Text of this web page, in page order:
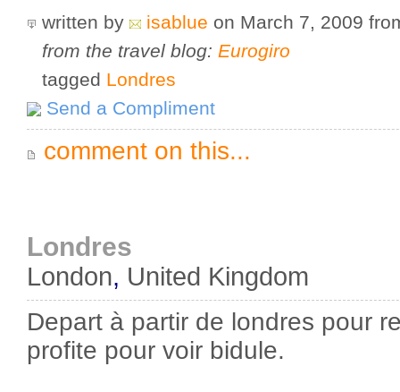
written by isablue on March 7, 2009
from the travel blog: Eurogiro
tagged Londres
Send a Compliment
comment on this...
Londres
London, United Kingdom
Depart à partir de londres pour
profite pour voir bidule.